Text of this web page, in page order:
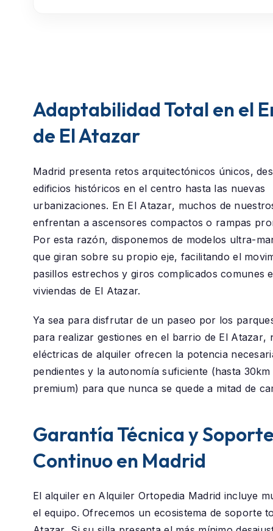
Adaptabilidad Total en el
de El Atazar
Madrid presenta retos arquitectónicos únicos,
edificios históricos en el centro hasta las nuevas
urbanizaciones. En El Atazar, muchos de
enfrentan a ascensores compactos o rampas
Por esta razón, disponemos de modelos ultra-
que giran sobre su propio eje, facilitando el
pasillos estrechos y giros complicados comunes
viviendas de El Atazar.
Ya sea para disfrutar de un paseo por los
para realizar gestiones en el barrio de El Atazar,
eléctricas de alquiler ofrecen la potencia
pendientes y la autonomía suficiente (hasta
premium) para que nunca se quede a mitad de
Garantía Técnica y
Continuo en Madrid
El alquiler en Alquiler Ortopedia Madrid incluye
el equipo. Ofrecemos un ecosistema de soporte